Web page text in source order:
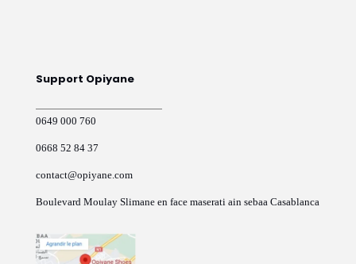
Support Opiyane
0649 000 760
0668 52 84 37
contact@opiyane.com
Boulevard Moulay Slimane en face maserati ain sebaa Casablanca